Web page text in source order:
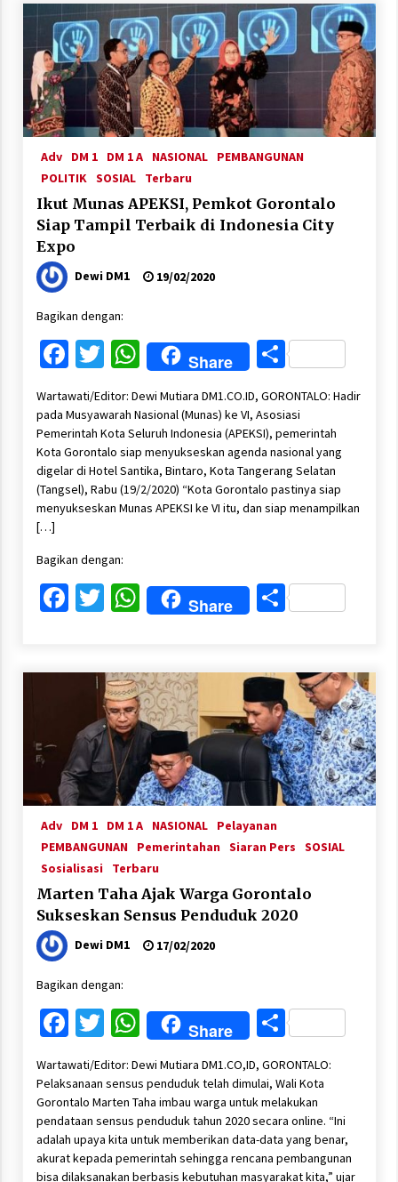
Adv DM 1 DM 1 A NASIONAL
PEMBANGUNAN
POLITIK SOSIAL Terbaru
Ikut Munas APEKSI, Pemkot Gorontalo
Siap Tampil Terbaik di Indonesia City
Expo
Dewi DM1 19/02/2020
Bagikan dengan:
Facebook
Twitter
WhatsApp
Share Share
Wartawati/Editor: Dewi Mutiara DM1.CO.ID, GORONTALO: Hadir
pada Musyawarah Nasional (Munas) ke VI, Asosiasi
Pemerintah Kota Seluruh Indonesia (APEKSI), pemerintah
Kota Gorontalo siap menyukseskan agenda nasional yang
digelar di Hotel Santika, Bintaro, Kota Tangerang Selatan
(Tangsel), Rabu (19/2/2020) “Kota Gorontalo pastinya siap
menyukseskan Munas APEKSI ke VI itu, dan siap menampilkan
[…]
Bagikan dengan:
Facebook
Twitter
WhatsApp
Share Share
Adv DM 1 DM 1 A NASIONAL
Pelayanan
PEMBANGUNAN
Pemerintahan Siaran Pers
SOSIAL
Sosialisasi
Terbaru
Marten Taha Ajak Warga Gorontalo
Sukseskan Sensus Penduduk 2020
Dewi DM1 17/02/2020
Bagikan dengan:
Facebook
Twitter
WhatsApp
Share Share
Wartawati/Editor: Dewi Mutiara DM1.CO,ID, GORONTALO:
Pelaksanaan sensus penduduk telah dimulai, Wali Kota
Gorontalo Marten Taha imbau warga untuk melakukan
pendataan sensus penduduk tahun 2020 secara online. “Ini
adalah upaya kita untuk memberikan data-data yang benar,
akurat kepada pemerintah sehingga rencana pembangunan
bisa dilaksanakan berbasis kebutuhan masyarakat kita,” ujar